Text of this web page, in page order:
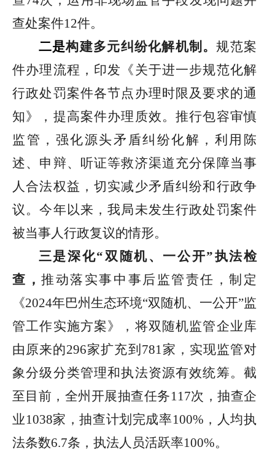
查处案件12件。
二是构建多元纠纷化解机制 。规范案
件办理流程，印发《关于进一步规范化解
行政处罚案件各节点办理时限及要求的通
知》，提高案件办理质效。推行包容审慎
监管，强化源头矛盾纠纷化解，利用陈
述、申辩、听证等救济渠道充分保障当事
人合法权益，切实减少矛盾纠纷和行政争
议。今年以来，我局未发生行政处罚案件
被当事人行政复议的情形。
三是深化“双随机、一公开”执法检
查，推动落实事中事后监管责任，制定
《2024年巴州生态环境“双随机、一公开”监
管工作实施方案》，将双随机监管企业库
由原来的296家扩充到 781家，实现监管对
象分级分类管理和执法资源有效统筹。截
至目前，全州开展抽查任务117次，抽查企
业1038家，抽查计划完成率100% ，人均执
法条数6.7条，执法人员活跃率100%。